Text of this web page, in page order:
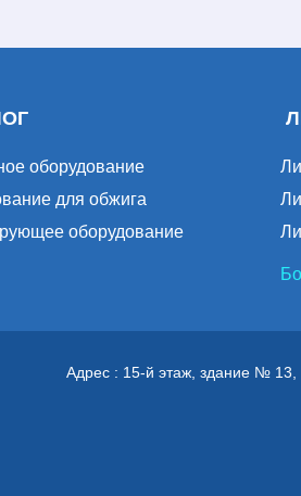
оборудование
для обжига
оборудование
Адрес : 15-й этаж, здание № 13,